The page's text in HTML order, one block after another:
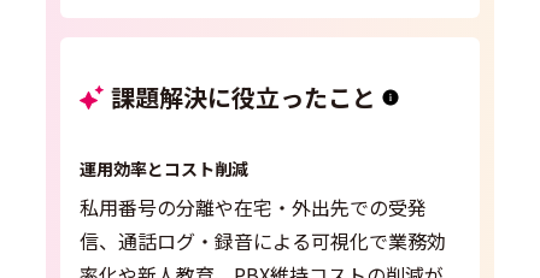
課題解決に役立ったこと
運用効率とコスト削減
私用番号の分離や在宅・外出先での受発
信、通話ログ・録音による可視化で業務効